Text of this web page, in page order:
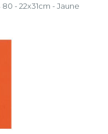
- 22x31cm - Jaune